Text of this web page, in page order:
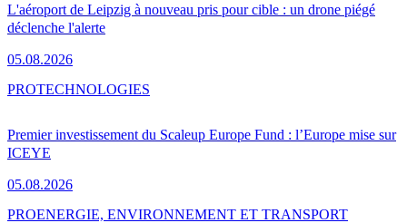
L'aéroport de Leipzig à nouveau pris pour cible : un drone piégé
déclenche l'alerte
05.08.2026
Premier investissement du Scaleup Europe Fund : l’Europe mise sur
ICEYE
05.08.2026
PROTECHNOLOGIES
PROENERGIE, ENVIRONNEMENT ET TRANSPORT